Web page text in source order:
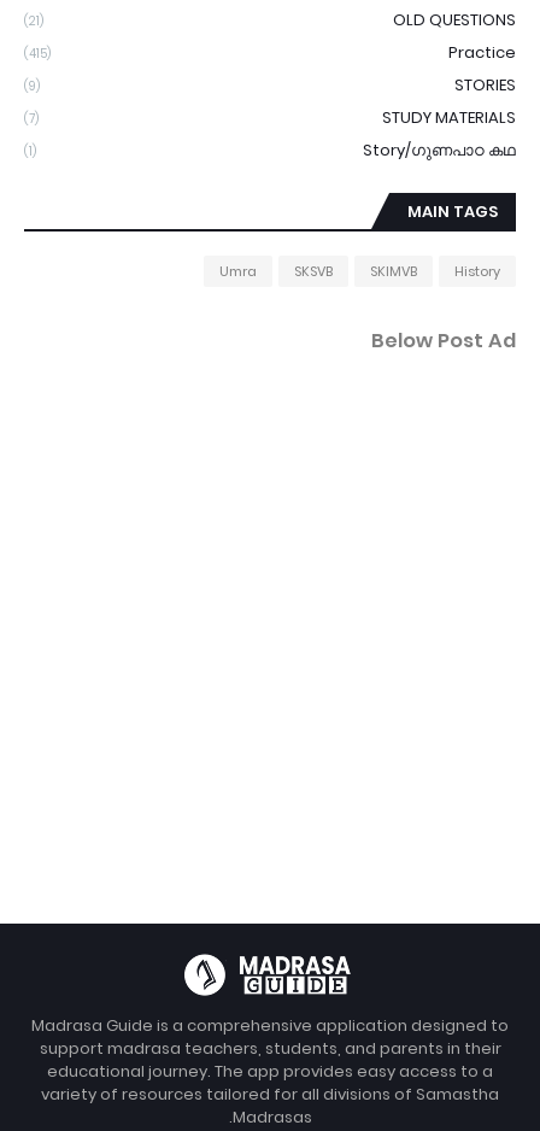
OLD QUESTIONS
(21)
Practice
(415)
STORIES
(9)
STUDY MATERIALS
(7)
Story/ഗുണപാഠ കഥ
(1)
MAIN TAGS
History
SKIMVB
SKSVB
Umra
Below Post Ad
Madrasa Guide is a comprehensive application designed to
support madrasa teachers, students, and parents in their
educational journey. The app provides easy access to a
variety of resources tailored for all divisions of Samastha
Madrasas.